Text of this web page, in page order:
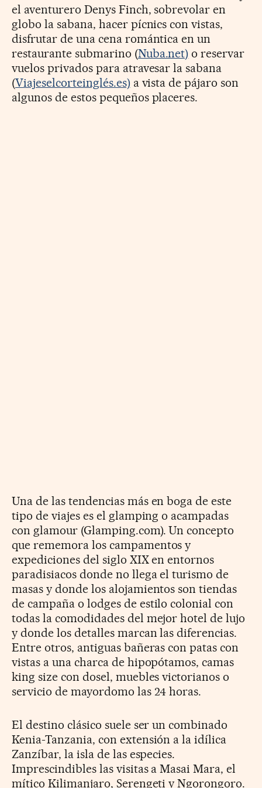
el aventurero Denys Finch, sobrevolar en
globo la sabana, hacer pícnics con vistas,
disfrutar de una cena romántica en un
restaurante submarino (Nuba.net) o reservar
vuelos privados para atravesar la sabana
(Viajeselcorteinglés.es) a vista de pájaro son
algunos de estos pequeños placeres.
Una de las tendencias más en boga de este
tipo de viajes es el glamping o acampadas
con glamour (Glamping.com). Un concepto
que rememora los campamentos y
expediciones del siglo XIX en entornos
paradisiacos donde no llega el turismo de
masas y donde los alojamientos son tiendas
de campaña o lodges de estilo colonial con
todas la comodidades del mejor hotel de lujo
y donde los detalles marcan las diferencias.
Entre otros, antiguas bañeras con patas con
vistas a una charca de hipopótamos, camas
king size con dosel, muebles victorianos o
servicio de mayordomo las 24 horas.
El destino clásico suele ser un combinado
Kenia-Tanzania, con extensión a la idílica
Zanzíbar, la isla de las especies.
Imprescindibles las visitas a Masai Mara, el
mítico Kilimanjaro, Serengeti y Ngorongoro.